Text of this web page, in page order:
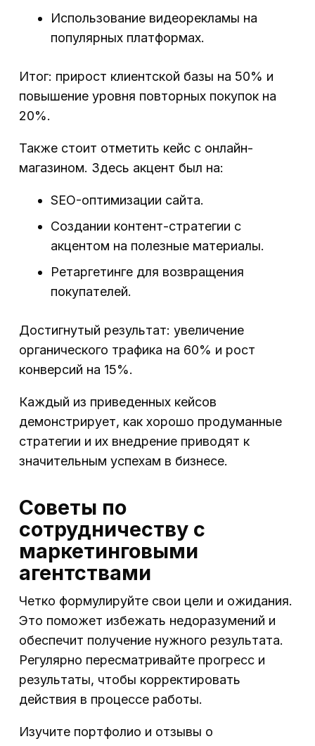
Использование видеорекламы на
популярных платформах.
Итог: прирост клиентской базы на 50% и
повышение уровня повторных покупок на
20%.
Также стоит отметить кейс с онлайн-
магазином. Здесь акцент был на:
SEO-оптимизации сайта.
Создании контент-стратегии с
акцентом на полезные материалы.
Ретаргетинге для возвращения
покупателей.
Достигнутый результат: увеличение
органического трафика на 60% и рост
конверсий на 15%.
Каждый из приведенных кейсов
демонстрирует, как хорошо продуманные
стратегии и их внедрение приводят к
значительным успехам в бизнесе.
Советы по
сотрудничеству с
маркетинговыми
агентствами
Четко формулируйте свои цели и ожидания.
Это поможет избежать недоразумений и
обеспечит получение нужного результата.
Регулярно пересматривайте прогресс и
результаты, чтобы корректировать
действия в процессе работы.
Изучите портфолио и отзывы о